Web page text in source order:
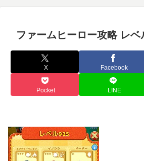
ファームヒーロー攻略 レベ
X Facebook
Pocket LINE